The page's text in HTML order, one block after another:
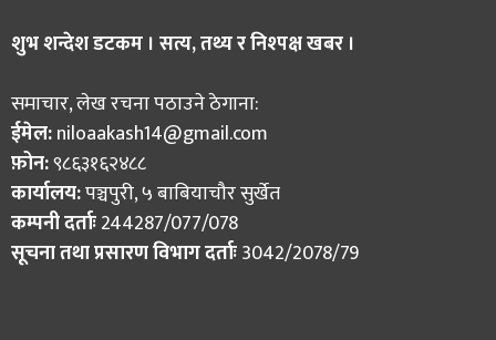
शुभ शन्देश डटकम । सत्य, तथ्य र निश्पक्ष खबर ।
समाचार, लेख रचना पठाउने ठेगाना:
ईमेल:niloaakash14@gmail.com
फ़ोन:९८६३१६२४८८
कार्यालय:पञ्चपुरी, ५ बाबियाचौर सुर्खेत
कम्पनी दर्ताः244287/077/078
सूचना तथा प्रसारण विभाग दर्ताः3042/2078/79